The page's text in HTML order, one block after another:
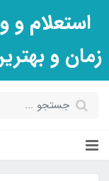
استعلام و
زمان و